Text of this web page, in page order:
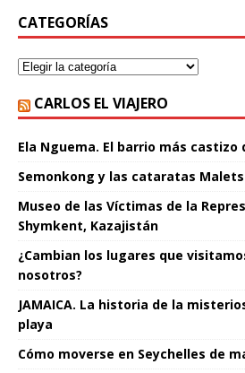
CATEGORÍAS
CARLOS EL VIAJERO
Ela Nguema. El barrio más castizo
Semonkong y las cataratas
Museo de las Víctimas de la
Shymkent, Kazajistán
¿Cambian los lugares que
nosotros?
JAMAICA. La historia de la
playa
Cómo moverse en Seychelles de